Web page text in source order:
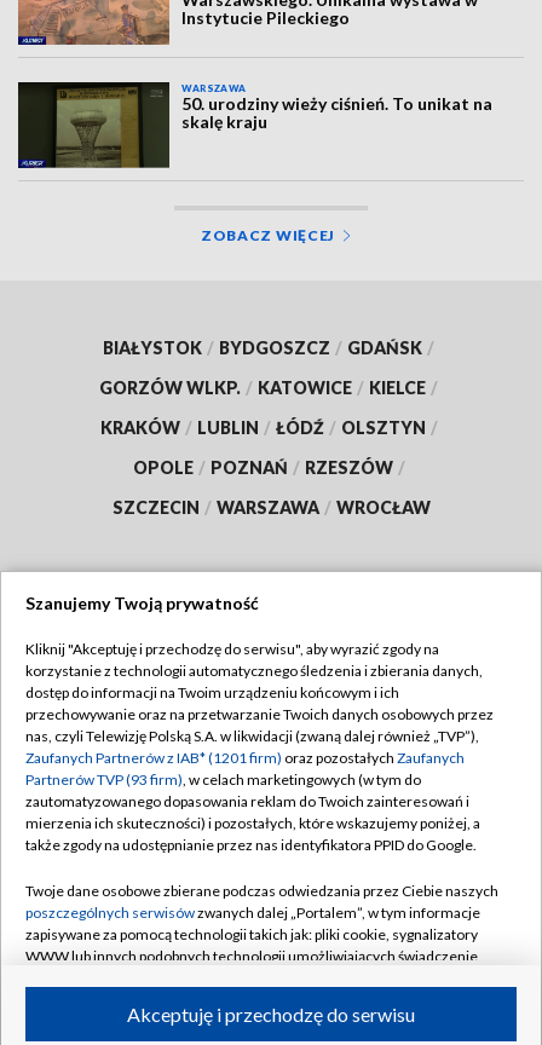
Instytucie Pileckiego
WARSZAWA
50. urodziny wieży ciśnień. To unikat na
skalę kraju
ZOBACZ WIĘCEJ
BIAŁYSTOK / BYDGOSZCZ / GDAŃSK /
GORZÓW WLKP. / KATOWICE / KIELCE /
KRAKÓW / LUBLIN / ŁÓDŹ / OLSZTYN /
OPOLE / POZNAŃ / RZESZÓW /
SZCZECIN / WARSZAWA / WROCŁAW
TVP
Abonament TVP
Emisja w TVP
Centrum informacji TVP
Naziemna Telewizja Cyfrowa
Rada Programowa
System NOS
Informacje o nadawcy
Program dla prasy
Regulamin TVP
Polityka prywatności
Moje zgody
Pomoc
Kontakt
Kanały
Szanujemy Twoją prywatność
Kliknij "Akceptuję i przechodzę do serwisu", aby wyrazić zgody na
korzystanie z technologii automatycznego śledzenia i zbierania danych,
dostęp do informacji na Twoim urządzeniu końcowym i ich
przechowywanie oraz na przetwarzanie Twoich danych osobowych przez
nas, czyli Telewizję Polską S.A. w likwidacji (zwaną dalej również „TVP”),
Zaufanych Partnerów z IAB* (1201 firm) oraz pozostałych Zaufanych
Partnerów TVP (93 firm), w celach marketingowych (w tym do
zautomatyzowanego dopasowania reklam do Twoich zainteresowań i
mierzenia ich skuteczności) i pozostałych, które wskazujemy poniżej, a
także zgody na udostępnianie przez nas identyfikatora PPID do Google.
Twoje dane osobowe zbierane podczas odwiedzania przez Ciebie naszych
poszczególnych serwisówzwanych dalej „Portalem”, w tym informacje
zapisywane za pomocą technologii takich jak: pliki cookie, sygnalizatory
WWW lub innych podobnych technologii umożliwiających świadczenie
ruchu w Internecie.Akceptuję i przechodzę do serwisu